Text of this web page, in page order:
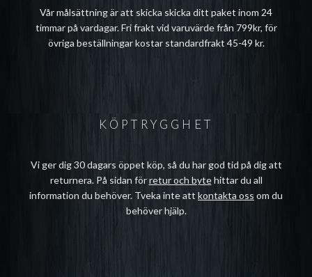
Vår målsättning är att skicka skicka ditt paket inom 24
timmar på vardagar. Fri frakt vid varuvärde från 799kr, för
övriga beställningar kostar standardfrakt 45-49 kr.
KÖPTRYGGHET
Vi ger dig 30 dagars öppet köp, så du har god tid på dig att
returnera. På sidan förretur och bytehittar du all
information du behöver. Tveka inte att kontakta oss om du
behöver hjälp.